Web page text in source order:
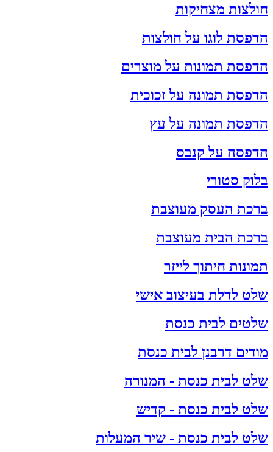
חולצות מצחיקות
הדפסת לוגו על חולצות
הדפסת תמונות על מוצרים
הדפסת תמונה על זכוכית
הדפסת תמונה על עץ
הדפסה על קנבס
בלוק סטורי
ברכת העסק מעוצבת
ברכת הבית מעוצבת
תמונות חיתוך לייזר
שלט לדלת בעיצוב אישי
שלטים לבית כנסת
מודים דרבנן לבית כנסת
שלט לבית כנסת - המנורה
שלט לבית כנסת - קדיש
שלט לבית כנסת - שיר המעלות